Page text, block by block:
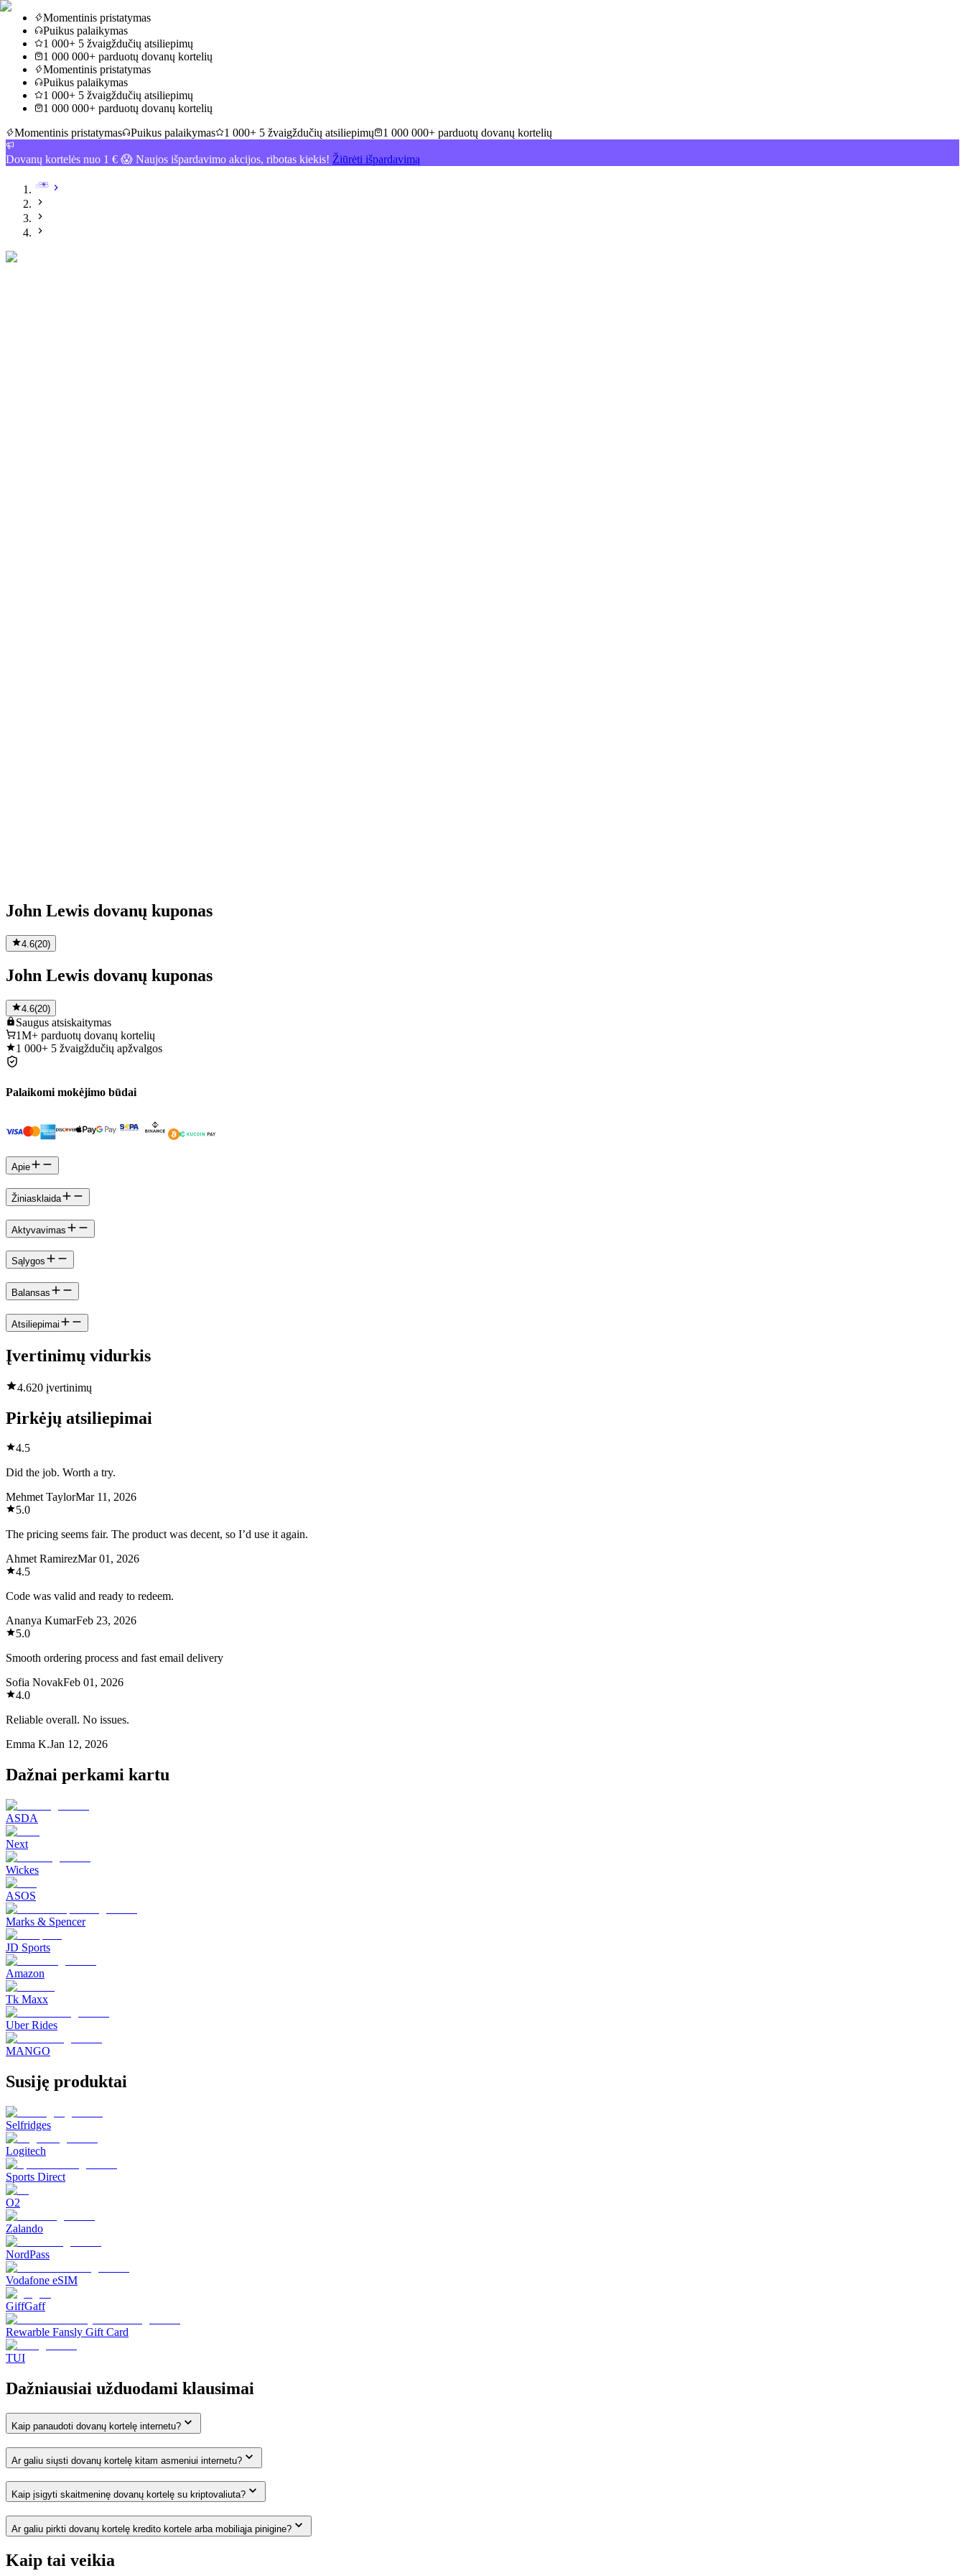
Momentinis pristatymas
Puikus palaikymas
1 000+ 5 žvaigždučių atsiliepimų
1 000 000+ parduotų dovanų kortelių
Momentinis pristatymas
Puikus palaikymas
1 000+ 5 žvaigždučių atsiliepimų
1 000 000+ parduotų dovanų kortelių
Momentinis pristatymas
Puikus palaikymas 1 000+ 5 žvaigždučių atsiliepimų 1 000 000+ parduotų dovanų kortelių
Dovanų kortelės nuo 1 € 😱 Naujos išpardavimo akcijos, ribotas kiekis! Žiūrėti išpardavimą
John Lewis dovanų kuponas
4.6(20)
John Lewis dovanų kuponas
4.6(20)
Saugus atsiskaitymas
1M+ parduotų dovanų kortelių
1 000+ 5 žvaigždučių apžvalgos
Palaikomi mokėjimo būdai
Apie
Žiniasklaida
Aktyvavimas
Sąlygos
Balansas
Atsiliepimai
Įvertinimų vidurkis
4.620 įvertinimų
Pirkėjų atsiliepimai
4.5
Did the job. Worth a try.
Mehmet TaylorMar 11, 2026
5.0
The pricing seems fair. The product was decent, so I’d use it again.
Ahmet RamirezMar 01, 2026
4.5
Code was valid and ready to redeem.
Ananya KumarFeb 23, 2026
5.0
Smooth ordering process and fast email delivery
Sofia NovakFeb 01, 2026
4.0
Reliable overall. No issues.
Emma K.Jan 12, 2026
Dažnai perkami kartu
ASDA
Next
Wickes
ASOS
Marks & Spencer
JD Sports
Amazon
Tk Maxx
Uber Rides
MANGO
Susiję produktai
Selfridges
Logitech
Sports Direct
O2
Zalando
NordPass
Vodafone eSIM
GiffGaff
Rewarble Fansly Gift Card
TUI
Dažniausiai užduodami klausimai
Kaip panaudoti dovanų kortelę internetu?
Ar galiu siųsti dovanų kortelę kitam asmeniui internetu?
Kaip įsigyti skaitmeninę dovanų kortelę su kriptovaliuta?
Ar galiu pirkti dovanų kortelę kredito kortele arba mobiliąja pinigine?
Kaip tai veikia